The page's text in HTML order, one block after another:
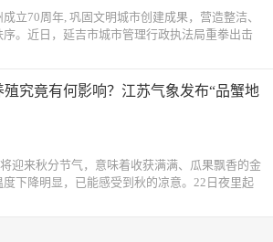
立70周年, 巩固文明城市创建成果，营造整洁、
。近日，延吉市城市管理行政执法局重拳出击
究竟有何影响？江苏气象发布“品蟹地
迎来秋分节气，意味着收获满满、瓜果飘香的金
下降明显，已能感受到秋的凉意。22日夜里起